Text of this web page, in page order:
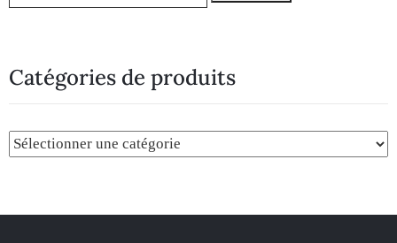
Catégories de produits